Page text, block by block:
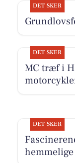
DET SKER
DET SKER
MC træf i
DET SKER